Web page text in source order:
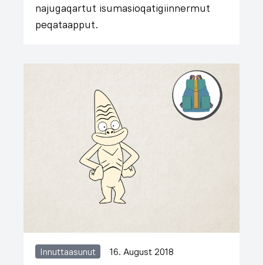
najugaqartut isumasioqatigiinnermut
peqataapput.
Innuttaasunut 16. August 2018